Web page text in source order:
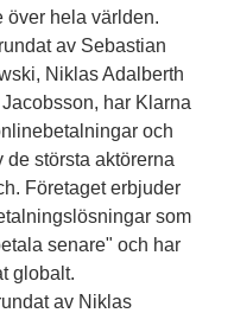
över hela världen.
av Sebastian
Niklas Adalberth
har Klarna
och
de största aktörerna
Företaget erbjuder
som
senare" och har
globalt.
av Niklas